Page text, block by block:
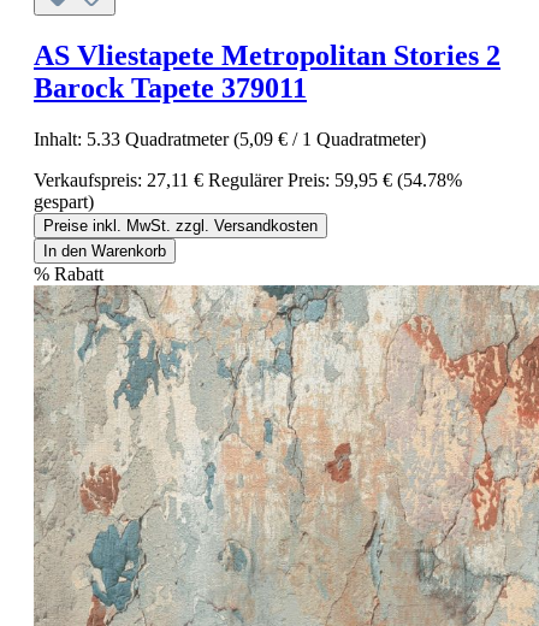
AS Vliestapete Metropolitan Stories 2
Barock Tapete 379011
Inhalt: 5.33 Quadratmeter(5,09 € / 1 Quadratmeter)
Verkaufspreis: 27,11 € Regulärer Preis: 59,95 € (54.78%
gespart)
Preise inkl. MwSt. zzgl. Versandkosten
In den Warenkorb
% Rabatt